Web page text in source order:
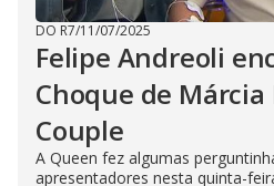
DO R7/11/07/2025
Felipe Andreoli
Choque de
Couple
A Queen fez algumas
apresentadores nesta quinta-